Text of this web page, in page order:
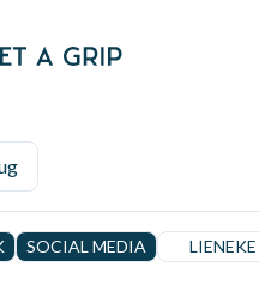
SOCIAL MEDIA LIENEKE